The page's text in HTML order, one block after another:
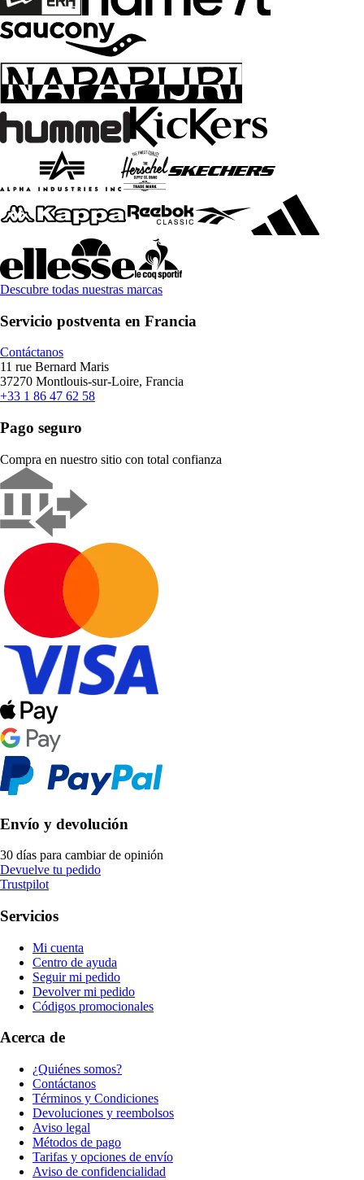
Descubre todas nuestras marcas
Servicio postventa en Francia
Contáctanos
11 rue Bernard Maris
37270 Montlouis-sur-Loire, Francia
+33 1 86 47 62 58
Pago seguro
Compra en nuestro sitio con total confianza
Envío y devolución
30 días para cambiar de opinión
Devuelve tu pedido
Trustpilot
Servicios
Mi cuenta
Centro de ayuda
Seguir mi pedido
Devolver mi pedido
Códigos promocionales
Acerca de
¿Quiénes somos?
Contáctanos
Términos y Condiciones
Devoluciones y reembolsos
Aviso legal
Métodos de pago
Tarifas y opciones de envío
Aviso de confidencialidad